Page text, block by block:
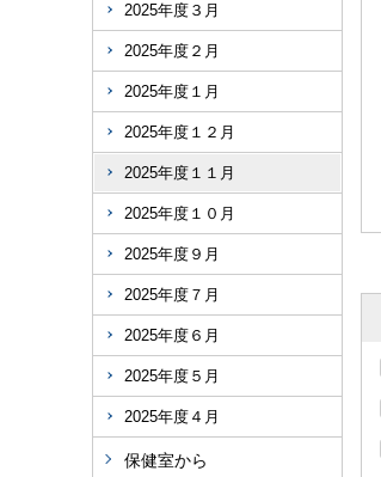
2025年度３月
2025年度２月
2025年度１月
2025年度１２月
2025年度１１月
2025年度１０月
2025年度９月
2025年度７月
2025年度６月
2025年度５月
2025年度４月
保健室から